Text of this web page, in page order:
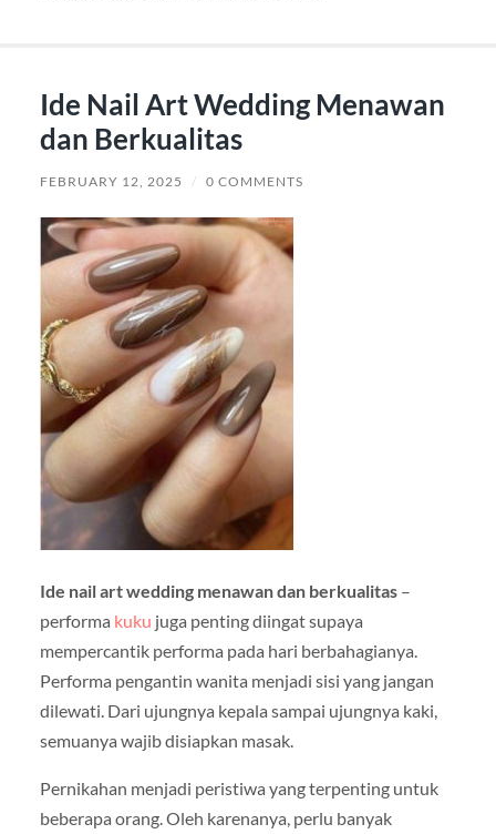
Ide Nail Art Wedding Menawan
dan Berkualitas
FEBRUARY 12, 2025 / 0 COMMENTS
Ide nail art wedding menawan dan berkualitas–
performa kuku juga penting diingat supaya
mempercantik performa pada hari berbahagianya.
Performa pengantin wanita menjadi sisi yang jangan
dilewati. Dari ujungnya kepala sampai ujungnya kaki,
semuanya wajib disiapkan masak.
Pernikahan menjadi peristiwa yang terpenting untuk
beberapa orang. Oleh karenanya, perlu banyak